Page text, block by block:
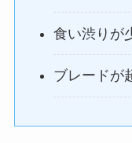
食い渋りが
ブレードが